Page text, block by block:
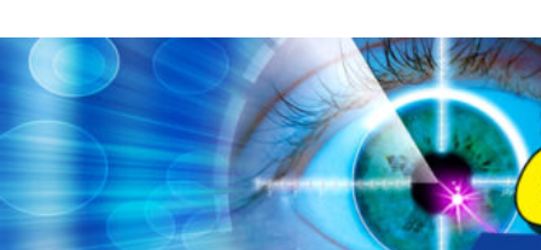
to
contentvinivida.lk